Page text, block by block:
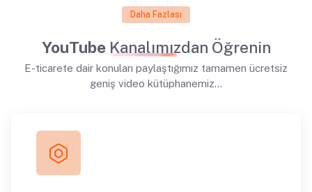
Daha Fazlası
YouTubeKanalımızdan Öğrenin
E-ticarete dair konuları paylaştığımız tamamen ücretsiz
geniş video kütüphanemiz...